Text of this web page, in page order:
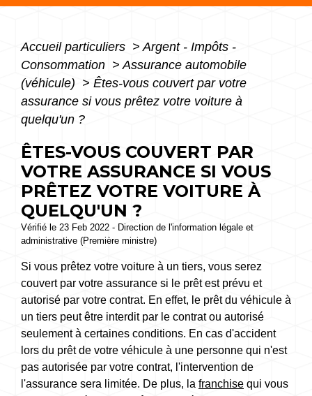
Accueil particuliers > Argent - Impôts -
Consommation > Assurance automobile
(véhicule) > Êtes-vous couvert par votre
assurance si vous prêtez votre voiture à
quelqu'un ?
ÊTES-VOUS COUVERT PAR
VOTRE ASSURANCE SI VOUS
PRÊTEZ VOTRE VOITURE À
QUELQU'UN ?
Vérifié le 23 Feb 2022 - Direction de l'information légale et
administrative (Première ministre)
Si vous prêtez votre voiture à un tiers, vous serez
couvert par votre assurance si le prêt est prévu et
autorisé par votre contrat. En effet, le prêt du véhicule à
un tiers peut être interdit par le contrat ou autorisé
seulement à certaines conditions. En cas d'accident
lors du prêt de votre véhicule à une personne qui n'est
pas autorisée par votre contrat, l'intervention de
l'assurance sera limitée. De plus, la franchise qui vous